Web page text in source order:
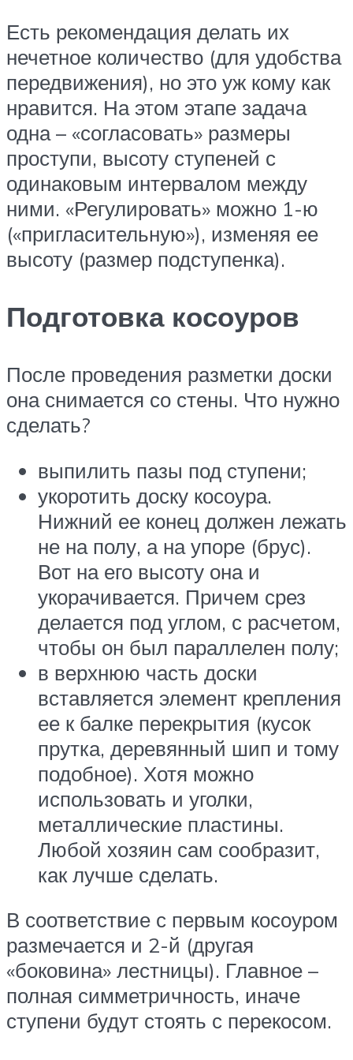
Есть рекомендация делать их
нечетное количество (для удобства
передвижения), но это уж кому как
нравится. На этом этапе задача
одна – «согласовать» размеры
проступи, высоту ступеней с
одинаковым интервалом между
ними. «Регулировать» можно 1-ю
(«пригласительную»), изменяя ее
высоту (размер подступенка).
Подготовка косоуров
После проведения разметки доски
она снимается со стены. Что нужно
сделать?
выпилить пазы под ступени;
укоротить доску косоура.
Нижний ее конец должен лежать
не на полу, а на упоре (брус).
Вот на его высоту она и
укорачивается. Причем срез
делается под углом, с расчетом,
чтобы он был параллелен полу;
в верхнюю часть доски
вставляется элемент крепления
ее к балке перекрытия (кусок
прутка, деревянный шип и тому
подобное). Хотя можно
использовать и уголки,
металлические пластины.
Любой хозяин сам сообразит,
как лучше сделать.
В соответствие с первым косоуром
размечается и 2-й (другая
«боковина» лестницы). Главное –
полная симметричность, иначе
ступени будут стоять с перекосом.